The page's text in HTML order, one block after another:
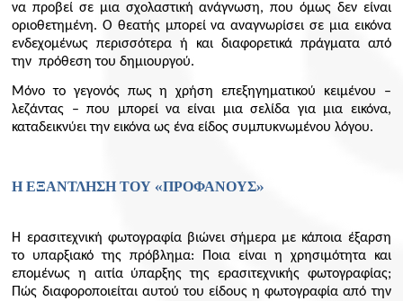
να προβεί σε μια σχολαστική ανάγνωση, που όμως δεν είναι
οριοθετημένη. Ο θεατής μπορεί να αναγνωρίσει σε μια εικόνα
ενδεχομένως περισσότερα ή και διαφορετικά πράγματα από
την πρόθεση του δημιουργού.
Μόνο το γεγονός πως η χρήση επεξηγηματικού κειμένου –
λεζάντας – που μπορεί να είναι μια σελίδα για μια εικόνα,
καταδεικνύει την εικόνα ως ένα είδος συμπυκνωμένου λόγου.
Η ΕΞΑΝΤΛΗΣΗ ΤΟΥ «ΠΡΟΦΑΝΟΥΣ»
Η ερασιτεχνική φωτογραφία βιώνει σήμερα με κάποια έξαρση
το υπαρξιακό της πρόβλημα: Ποια είναι η χρησιμότητα και
επομένως η αιτία ύπαρξης της ερασιτεχνικής φωτογραφίας;
Πώς διαφοροποιείται αυτού του είδους η φωτογραφία από την